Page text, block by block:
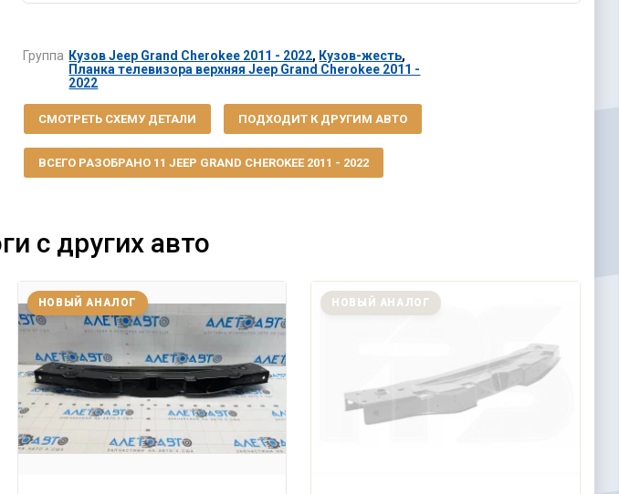
Группа Кузов Jeep Grand Cherokee 2011 - 2022, Кузов-жесть,
Планка телевизора верхняя Jeep Grand Cherokee 2011 -
2022
СМОТРЕТЬ СХЕМУ ДЕТАЛИ ПОДХОДИТ К ДРУГИМ АВТО
ВСЕГО РАЗОБРАНО 11 JEEP GRAND CHEROKEE 2011 - 2022
с других авто
НОВЫЙ АНАЛОГ НОВЫЙ АНАЛОГ